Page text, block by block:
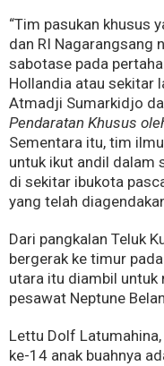
“Tim pasukan khusus
dan RI Nagarangsang
sabotase pada
Hollandia atau sekitar
Atmadji Sumarkidjo
Pendaratan Khusus
Sementara itu, tim
untuk ikut andil dalam
di sekitar ibukota
yang telah
Dari pangkalan Teluk
bergerak ke timur
utara itu diambil
pesawat Neptune
Lettu Dolf Latumahina,
ke-14 anak buahnya